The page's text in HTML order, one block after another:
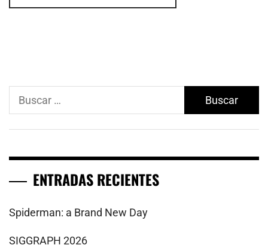
Buscar:
ENTRADAS RECIENTES
Spiderman: a Brand New Day
SIGGRAPH 2026